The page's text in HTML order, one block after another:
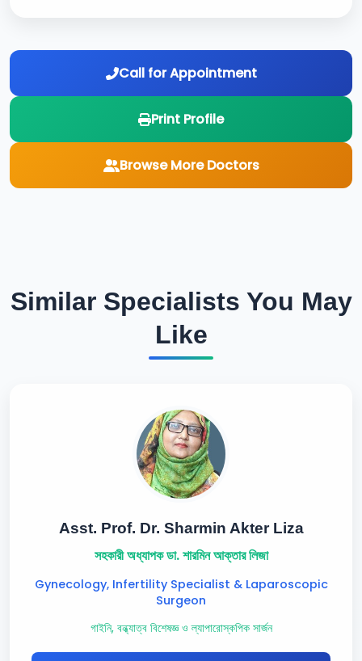
Call for Appointment
Print Profile
Browse More Doctors
Similar Specialists You May
Like
Asst. Prof. Dr. Sharmin Akter Liza
সহকারী অধ্যাপক ডা. শারমিন আক্তার লিজা
Gynecology, Infertility Specialist & Laparoscopic
Surgeon
গাইনি, বন্ধ্যাত্ব বিশেষজ্ঞ ও ল্যাপারোস্কপিক সার্জন